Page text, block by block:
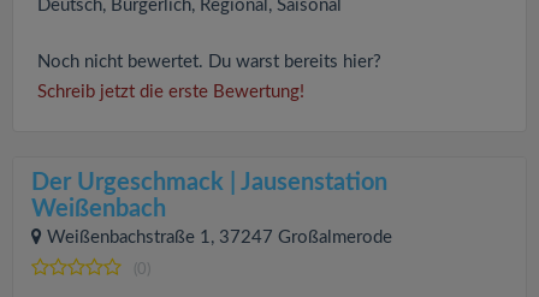
Deutsch, Bürgerlich, Regional, Saisonal
Noch nicht bewertet. Du warst bereits hier?
Schreib jetzt die erste Bewertung!
Der Urgeschmack | Jausenstation
Weißenbach
Weißenbachstraße 1, 37247 Großalmerode
(0)